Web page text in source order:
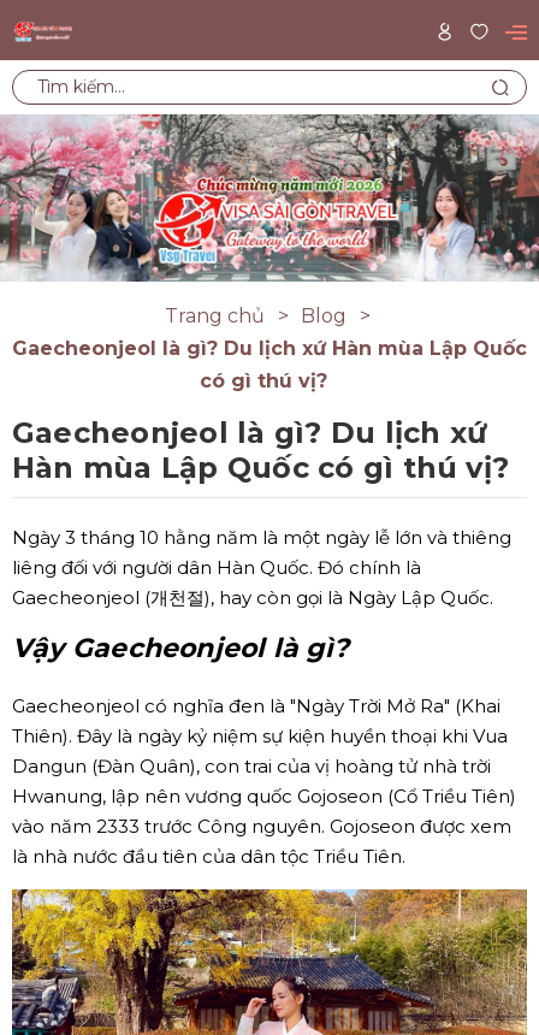
Trang chủ
Blog
Gaecheonjeol là gì? Du lịch xứ Hàn mùa Lập Quốc
có gì thú vị?
Gaecheonjeol là gì? Du lịch xứ
Hàn mùa Lập Quốc có gì thú vị?
Ngày 3 tháng 10 hằng năm là một ngày lễ lớn và thiêng
liêng đối với người dân Hàn Quốc. Đó chính là
Gaecheonjeol (개천절), hay còn gọi là Ngày Lập Quốc.
Vậy Gaecheonjeol là gì?
Gaecheonjeol có nghĩa đen là "Ngày Trời Mở Ra" (Khai
Thiên). Đây là ngày kỷ niệm sự kiện huyền thoại khi Vua
Dangun (Đàn Quân), con trai của vị hoàng tử nhà trời
Hwanung, lập nên vương quốc Gojoseon (Cổ Triều Tiên)
vào năm 2333 trước Công nguyên. Gojoseon được xem
là nhà nước đầu tiên của dân tộc Triều Tiên.